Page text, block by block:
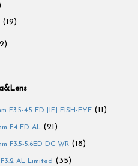
(19)
F3.5-4.5 ED [IF] FISH-EYE (11)
F4 ED AL (21)
F3.5-5.6ED DC WR (18)
F3.2 AL Limited (35)